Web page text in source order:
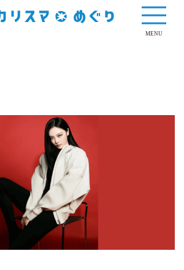
MENU